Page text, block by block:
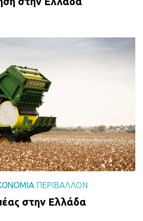
, ΠΕΡΙΒΑΛΛΟΝ
στην Ελλάδα